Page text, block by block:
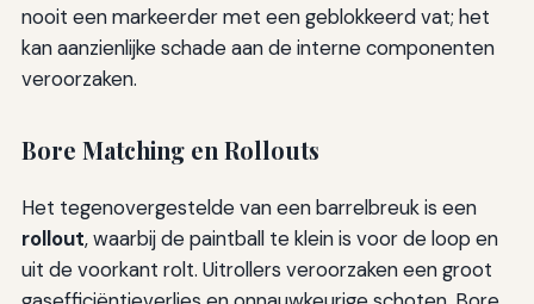
nooit een markeerder met een geblokkeerd vat; het
kan aanzienlijke schade aan de interne componenten
veroorzaken.
Bore Matching en Rollouts
Het tegenovergestelde van een barrelbreuk is een
rollout, waarbij de paintball te klein is voor de loop en
uit de voorkant rolt. Uitrollers veroorzaken een groot